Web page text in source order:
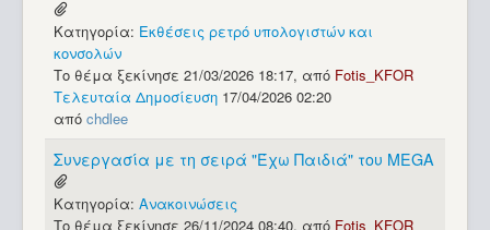
Κατηγορία: Εκθέσεις ρετρό υπολογιστών και
κονσολών
Το θέμα ξεκίνησε 21/03/2026 18:17, από Fotis_KFOR
Τελευταία Δημοσίευση 17/04/2026 02:20
από chdlee
Συνεργασία με τη σειρά "Έχω Παιδιά" του MEGA
Κατηγορία: Ανακοινώσεις
Το θέμα ξεκίνησε 26/11/2024 08:40, από Fotis_KFOR